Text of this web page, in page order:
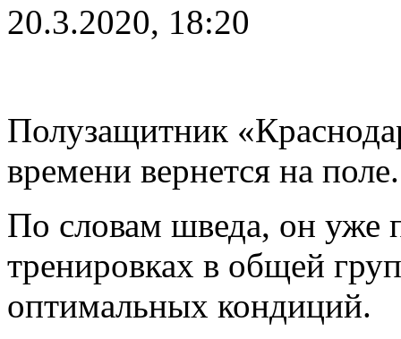
20.3.2020, 18:20
Полузащитник
времени вернется на поле.
По словам шведа, он уже
тренировках в общей
оптимальных кондиций.